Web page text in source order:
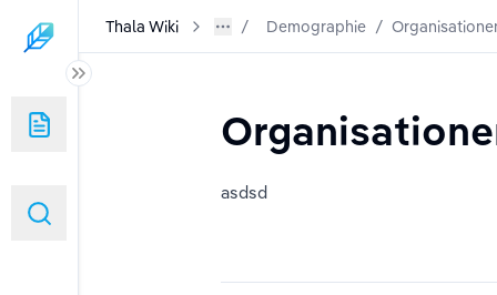
Thala Wiki Demographie /
asdsd